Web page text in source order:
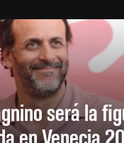
será la
en Venecia